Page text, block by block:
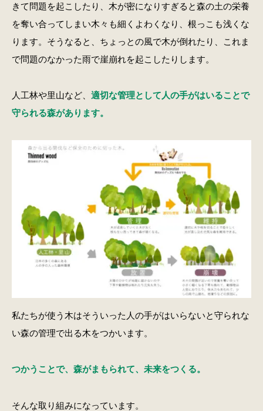
きて問題を起こしたり、木が密になりすぎると森の土の栄養
を奪い合ってしまい木々も細くよわくなり、根っこも浅くな
ります。そうなると、ちょっとの風で木が倒れたり、これま
で問題のなかった雨で崖崩れを起こしたりします。
人工林や里山など、 適切な管理として人の手がはいることで
守られる森があります。
私たちが使う木はそういった人の手がはいらないと守られな
い森の管理で出る木をつかいます。
つかうことで、森がまもられて、未来をつくる。
そんな取り組みになっています。